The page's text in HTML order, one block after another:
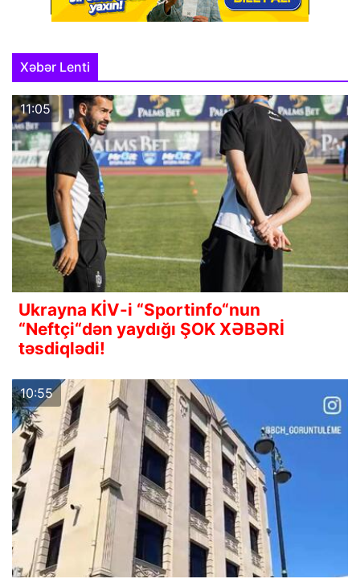
Xəbər Lenti
11:05
Ukrayna KİV-i “Sportinfo“nun
“Neftçi“dən yaydığı ŞOK XƏBƏRİ
təsdiqlədi!
10:55